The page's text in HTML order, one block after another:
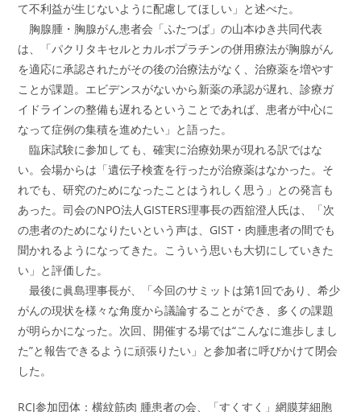
て不利益が生じないように配慮してほしい」と述べた。
胸腺腫・胸腺がん患者会「ふたつば」の山本ゆき共同代表
は、「パクリタキセルとカルボプラチンの併用療法が胸腺がん
を適応に承認されたがその後の治療法がなく、治療薬を増やす
ことが課題。エビデンスがないから新薬の承認が遅れ、診療ガ
イドラインの整備も遅れるということであれば、患者が中心に
なって症例の集積を進めたい」と語った。
臨床試験に参加しても、確実に治療効果が現れる訳ではな
い。会場からは「遺伝子検査を行ったが治療薬はなかった。そ
れでも、研究のためになったことはうれしく思う」との発言も
あった。司会のNPO法人GISTERS理事長の西舘澄人氏は、「次
の患者のためになりたいという声は、GIST・肉腫患者の間でも
聞かれるようになってきた。こういう思いも大切にしていきた
い」と評価した。
最後に眞島理事長が、「今回のサミットは第1回であり、希少
がんの現状を様々な角度から議論することができ、多くの課題
が明らかになった。次回、開催する場では“こんなに進歩しまし
た”と報告できるように頑張りたい」と参加者に呼びかけて閉会
した。
RCJ参加団体：横紋筋肉 腫患者の会、「すくすく」網膜芽細胞